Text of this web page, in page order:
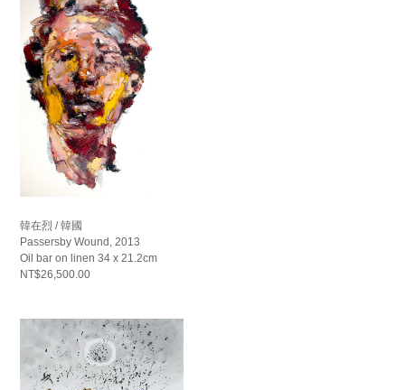
韓在烈 / 韓國
Passersby Wound, 2013
Oil bar on linen 34 x 21.2cm
NT$26,500.00